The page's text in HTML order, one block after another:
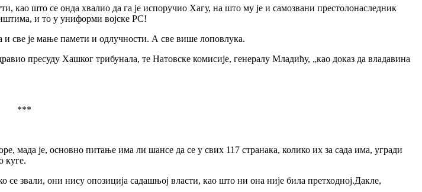
као што се онда хвалио да га је испоручио Хагу, на што му је и самозвани престолонаследник
и то у униформи војске РС!
и све је мање памети и одлучности. А све више лоповлука.
пресуду Хашког трибунала, те Натовске комисије, генералу Младићу, „као доказ да владавина
***
мада је, основно питање има ли шансе да се у свих 117 странака, колико их за сада има, угради
куге.
звали, они нису опозиција садашњој власти, као што ни она није била претходној.Дакле,